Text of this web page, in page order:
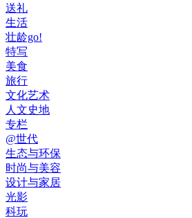
送礼
生活
壮龄go!
特写
美食
旅行
文化艺术
人文史地
专栏
@世代
生态与环保
时尚与美容
设计与家居
光影
科玩